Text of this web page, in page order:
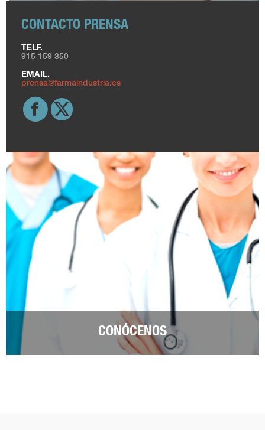
CONTACTO PRENSA
TELF.
915 159 350
EMAIL.
prensa@farmaindustria.es
CONÓCENOS